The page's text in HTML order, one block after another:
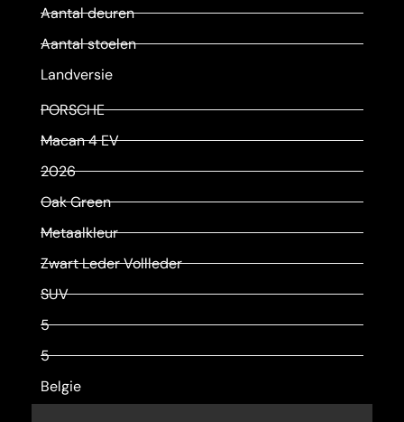
Aantal deuren
Aantal stoelen
Landversie
PORSCHE
Macan 4 EV
2026
Oak Green
Metaalkleur
Zwart Leder Vollleder
SUV
5
5
Belgie